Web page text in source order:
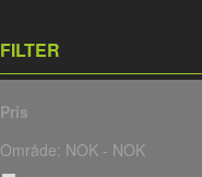
FILTER
Pris
Område: NOK - NOK